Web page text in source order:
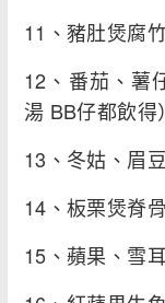
11、豬肚煲腐
12、番茄、薯
湯 BB仔都飲得）
13、冬姑、眉
14、板栗煲脊
15、蘋果、雪